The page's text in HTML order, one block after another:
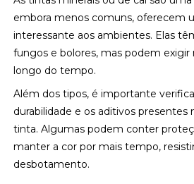
embora menos comuns, oferecem
interessante aos ambientes. Elas
fungos e bolores, mas podem
longo do tempo.
Além dos tipos, é importante
durabilidade e os aditivos presentes
tinta. Algumas podem conter
manter a cor por mais tempo,
desbotamento.